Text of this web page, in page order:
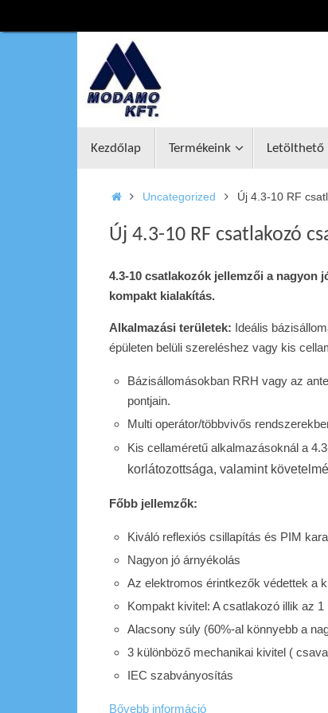
a
Kezdőlap Termékeink Letölthető
HomeUncategorized Új 4.3-10 RF
Új 4.3-10 RF csatlakozó
4.3-10 csatlakozók jellemzői a nagyon
kompakt kialakítás.
Alkalmazási területek: Ideális
épületen belüli szereléshez vagy kis
Bázisállomásokban RRH vagy az
pontjain.
Multi operátor/többvivős
Kis cellaméretű alkalmazásoknál a
korlátozottsága, valamint
Főbb jellemzők:
Kiváló reflexiós csillapítás és PIM
Nagyon jó árnyékolás
Az elektromos érintkezők védettek a
Kompakt kivitel: A csatlakozó illik az
Alacsony súly (60%-al könnyebb a
3 különböző mechanikai kivitel (
IEC szabványosítás
Bővebb információ